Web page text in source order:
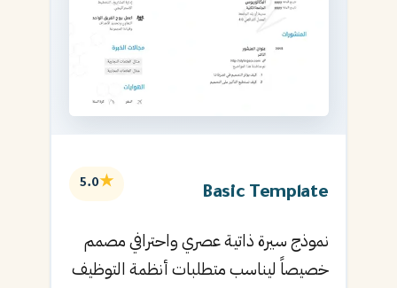
Basic Template
★
5.0
نموذج سيرة ذاتية عصري واحترافي مصمم
خصيصاً ليناسب متطلبات أنظمة التوظيف